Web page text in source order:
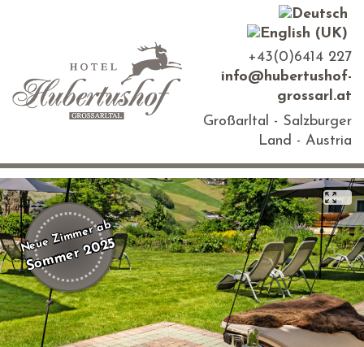
+43(0)6414 227
info@hubertushof-
grossarl.at
Großarltal - Salzburger
Land - Austria
Neue Zimmer ab
Sommer 2025